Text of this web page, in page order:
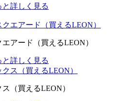
詳しく見る
アード（買えるLEON）
詳しく見る
（買えるLEON）